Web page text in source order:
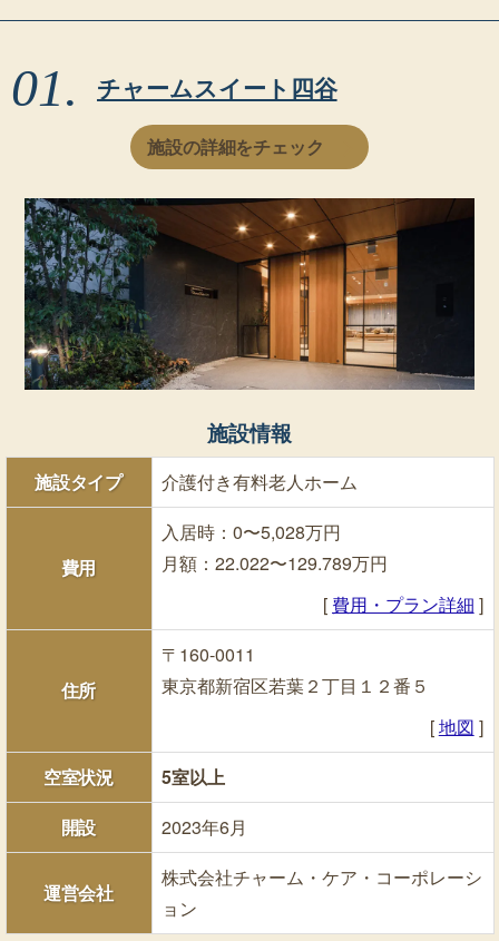
ONODERAナーシングヴィラ ルネッサ四谷
チャームスイート四谷
施設の詳細をチェック
施設情報
施設タイプ 介護付き有料老人ホーム
費用
入居時：0〜5,028万円
月額：22.022〜129.789万円
[ 費用・プラン詳細 ]
住所
〒160-0011
東京都新宿区若葉２丁目１２番５
[地図 ]
空室状況
5室以上
開設
2023年6月
運営会社
株式会社チャーム・ケア・コーポレーシ
ョン